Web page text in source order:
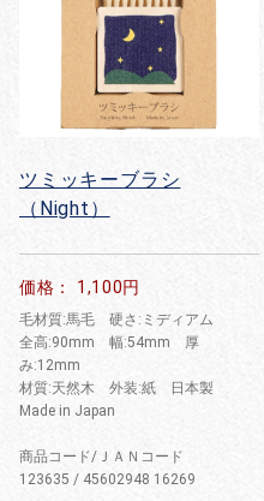
ツミッキーブラシ
（Night）
価格： 1,100円
毛材質:馬毛 硬さ:ミディアム
全高:90mm 幅:54mm 厚
み:12mm
材質:天然木 外装:紙 日本製
Made in Japan
商品コード/ＪＡＮコード
123635 / 45602948 16269